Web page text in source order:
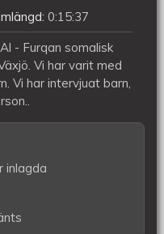
0:15:37
- Furqan somalisk
Vi har varit med
Vi har intervjuat barn,
inlagda